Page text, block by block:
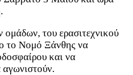
του ερασιτεχνικού
το Νομό Ξάνθης να
και να
αγωνιστούν.